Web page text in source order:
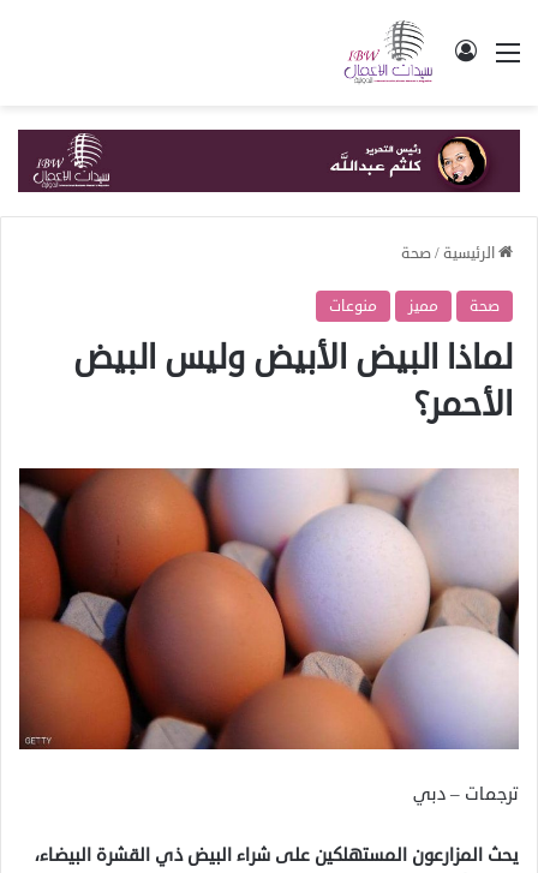
القائمة تسجيل الدخول
الرئيسية/صحة
صحة مميز منوعات
لماذا البيض الأبيض وليس البيض
الأحمر؟
ترجمات – دبي
يحث المزارعون المستهلكين على شراء البيض ذي القشرة البيضاء،